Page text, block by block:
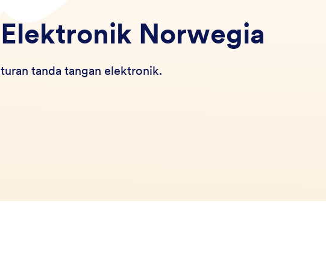
Norwegia
tanda tangan elektronik.